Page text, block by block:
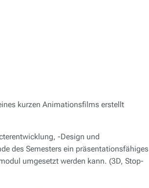
kurzen Animationsfilms erstellt
-Design und
des Semesters ein präsentationsfähiges
umgesetzt werden kann. (3D, Stop-